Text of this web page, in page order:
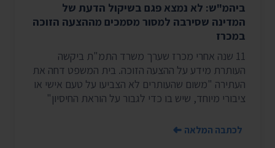
ביהמ"ש: לא נמצא פגם בשיקול הדעת של
המדינה שסירבה למסור מסמכים מההצעה הזוכה
במכרז
11 שנה אחרי מכרז שערך משרד התמ"ת ביקשה
העותרת מידע על ההצעה הזוכה. בית המשפט דחה את
העתירה "משום שהעותרים לא הצביעו על טעם אישי או
ציבורי מיוחד, שיש בו כדי לגבור על הוראת החיסיון"
לכתבה המלאה